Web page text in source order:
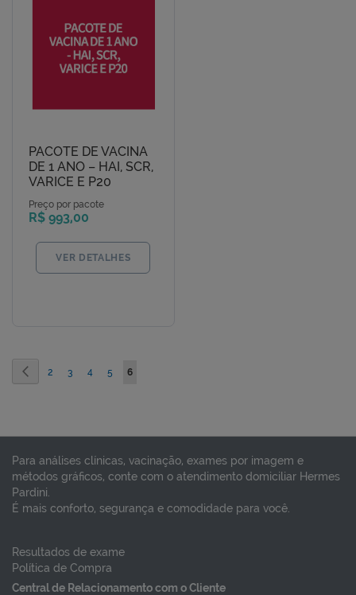
PACOTE DE VACINA
DE 1 ANO – HAI, SCR,
VARICE E P20
Preço por pacote
R$ 993,00
VER DETALHES
Página
Página
AnteriorPágina
2 Página
3 Página
4 Página
5 Você
pagina
6
Para análises clínicas, vacinação, exames por imagem e
métodos gráficos, conte com o atendimento domiciliar Hermes
Pardini.
É mais conforto, segurança e comodidade para você.
Resultados de exame
Política de Compra
Central de Relacionamento com o Cliente